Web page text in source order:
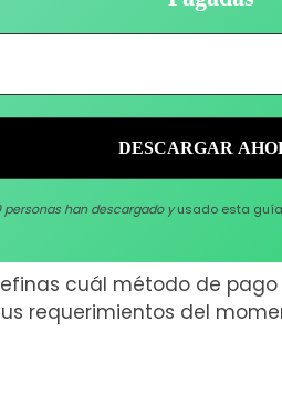
personas han descargado yusado esta
cuál método de
requerimientos del